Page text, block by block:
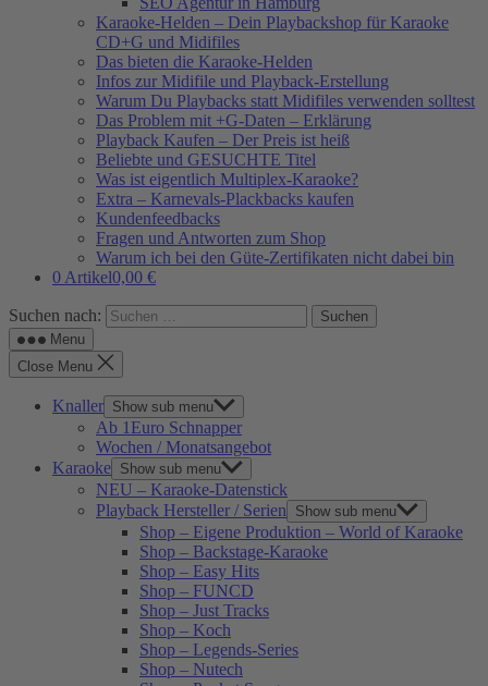
Karaoke-Helden – Dein Playbackshop für Karaoke
CD+G und Midifiles
Das bieten die Karaoke-Helden
Infos zur Midifile und Playback-Erstellung
Warum Du Playbacks statt Midifiles verwenden solltest
Das Problem mit +G-Daten – Erklärung
Playback Kaufen – Der Preis ist heiß
Beliebte und GESUCHTE Titel
Was ist eigentlich Multiplex-Karaoke?
Extra – Karnevals-Plackbacks kaufen
Kundenfeedbacks
Fragen und Antworten zum Shop
Warum ich bei den Güte-Zertifikaten nicht dabei bin
0 Artikel0,00 €
Suchen nach:
Menu
Close Menu
Knaller Show sub menu
Ab 1Euro Schnapper
Wochen / Monatsangebot
Karaoke Show sub menu
NEU – Karaoke-Datenstick
Playback Hersteller / Serien
Show sub menu
Shop – Eigene Produktion – World of Karaoke
Shop – Backstage-Karaoke
Shop – Easy Hits
Shop – FUNCD
Shop – Just Tracks
Shop – Koch
Shop – Legends-Series
Shop – Nutech